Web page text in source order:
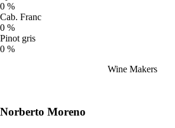
0 %
Cab. Franc
0 %
Pinot gris
0 %
Wine Makers
Norberto Moreno